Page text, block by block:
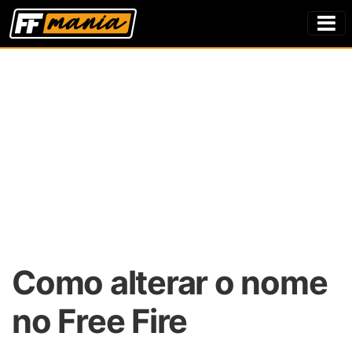
Como alterar o nome
no Free Fire